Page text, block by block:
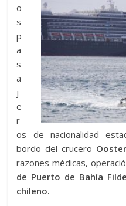
o
s
p
a
s
a
j
e
r
os de nacionalidad
bordo del crucero
razones médicas,
de Puerto de Bahía
chileno.